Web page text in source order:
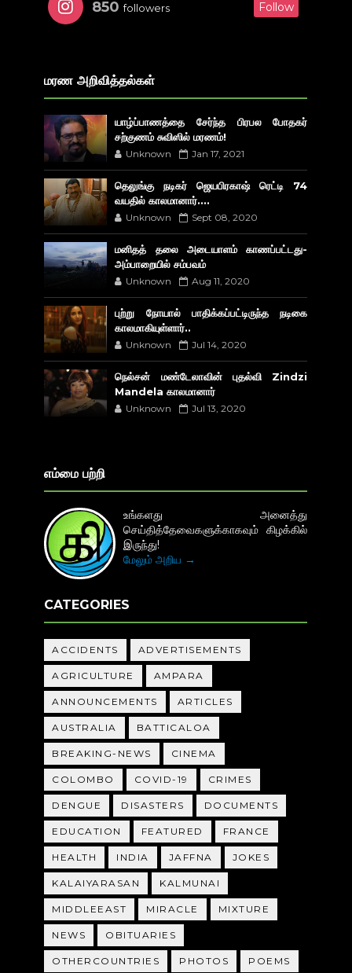
850 followers Follow
மரண அறிவித்தல்கள்
யாழ்ப்பாணத்தை சேர்ந்த பிரபல போதகர்
சற்குணம் சுவிஸில் மரணம்!
Unknown Jan 17, 2021
தெலுங்கு நடிகர் ஜெயபிரகாஷ் ரெட்டி 74
வயதில் காலமானார்....
Unknown Sept 08, 2020
மனிதத் தலை அடையாளம் காணப்பட்டது-
அம்பாறையில் சம்பவம்
Unknown Aug 11, 2020
புற்று நோயால் பாதிக்கப்பட்டிருந்த நடிகை
காலமாகியுள்ளார்..
Unknown Jul 14, 2020
நெல்சன் மண்டேலாவின் புதல்வி Zindzi
Mandela காலமானார்
Unknown Jul 13, 2020
எம்மை பற்றி
உங்களது அனைத்து
செய்தித்தேவைகளுக்காகவும் கிழக்கில்
இருந்து!
மேலும் அறிய →
CATEGORIES
ACCIDENTS ADVERTISEMENTS
AGRICULTURE AMPARA
ANNOUNCEMENTS ARTICLES
AUSTRALIA BATTICALOA
BREAKING-NEWS CINEMA
COLOMBO COVID-19 CRIMES
DENGUE DISASTERS DOCUMENTS
EDUCATION FEATURED FRANCE
HEALTH INDIA JAFFNA JOKES
KALAIYARASAN KALMUNAI
MIDDLEEAST MIRACLE MIXTURE
NEWS OBITUARIES
OTHERCOUNTRIES PHOTOS POEMS